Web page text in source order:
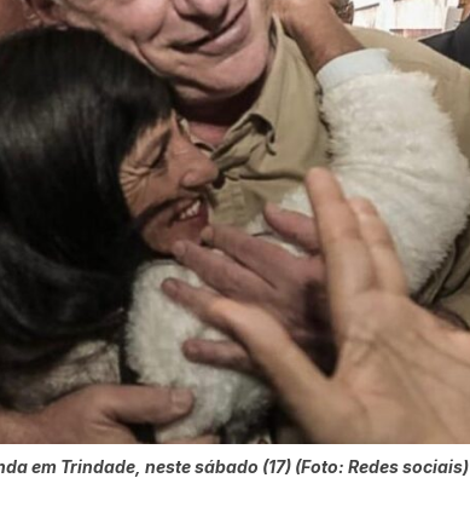
em Trindade, neste sábado (17) (Foto: Redes sociais)